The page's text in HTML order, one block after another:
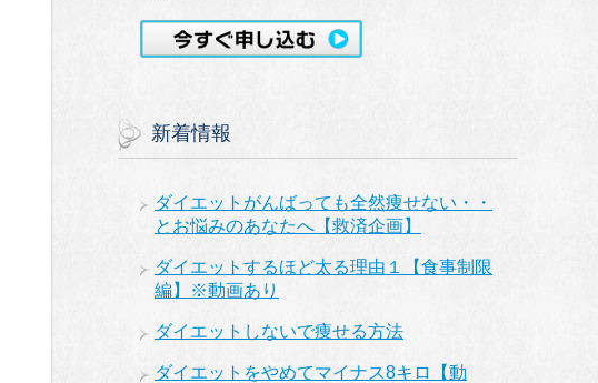
新着情報
ダイエットがんばっても全然痩せない・・
とお悩みのあなたへ【救済企画】
ダイエットするほど太る理由１【食事制限
編】※動画あり
ダイエットしないで痩せる方法
ダイエットをやめてマイナス8キロ【動